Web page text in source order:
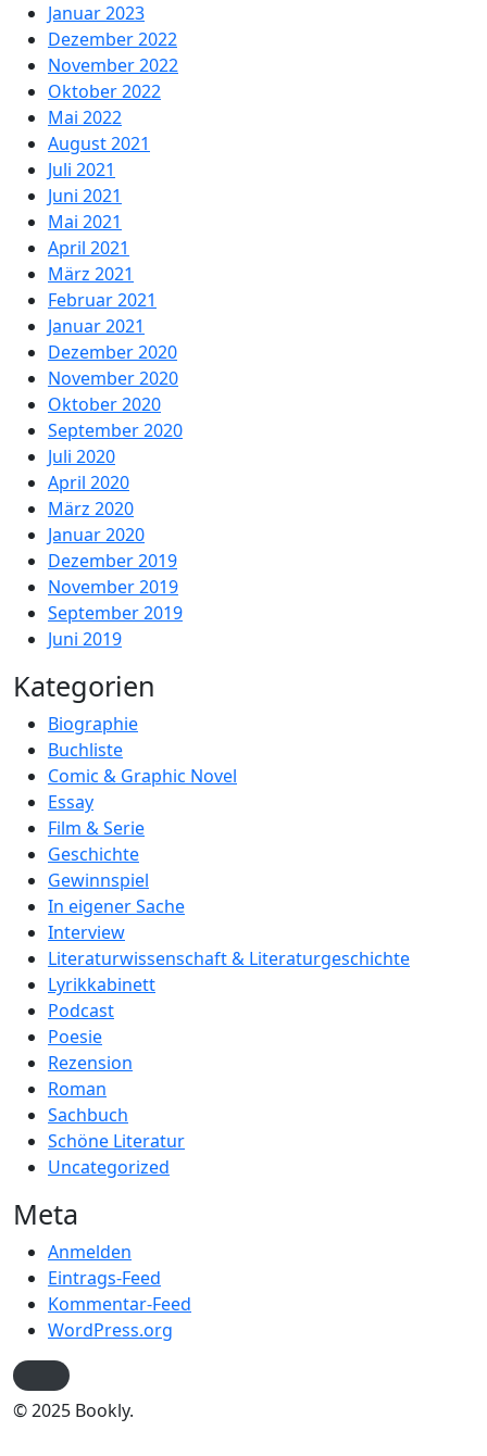
Januar 2023
Dezember 2022
November 2022
Oktober 2022
Mai 2022
August 2021
Juli 2021
Juni 2021
Mai 2021
April 2021
März 2021
Februar 2021
Januar 2021
Dezember 2020
November 2020
Oktober 2020
September 2020
Juli 2020
April 2020
März 2020
Januar 2020
Dezember 2019
November 2019
September 2019
Juni 2019
Kategorien
Biographie
Buchliste
Comic & Graphic Novel
Essay
Film & Serie
Geschichte
Gewinnspiel
In eigener Sache
Interview
Literaturwissenschaft & Literaturgeschichte
Lyrikkabinett
Podcast
Poesie
Rezension
Roman
Sachbuch
Schöne Literatur
Uncategorized
Meta
Anmelden
Eintrags-Feed
Kommentar-Feed
WordPress.org
© 2025 Bookly.